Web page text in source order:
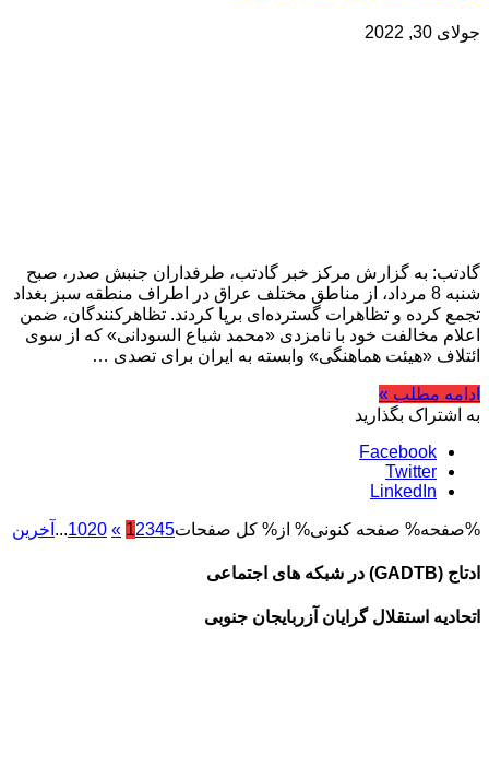
جولای 30, 2022
گادتب: به گزارش مرکز خبر گادتب، طرفداران جنبش صدر، صبح
شنبه 8 مرداد، از مناطق مختلف عراق در اطراف منطقه سبز بغداد
تجمع کرده و تظاهرات گسترده‌ای برپا کردند. تظاهرکنندگان، ضمن
اعلام مخالفت خود با نامزدی «محمد شیاع السودانی» که از سوی
ائتلاف «هیئت هماهنگی» وابسته به ایران برای تصدی …
ادامه مطلب »
به اشتراک بگذارید
Facebook
Twitter
LinkedIn
%صفحه% صفحه کنونی% از% کل صفحات 12345
»
1020
... آخرین
ادتاج (GADTB) در شبکه های اجتماعی
اتحادیه استقلال گرایان آزربایجان جنوبی